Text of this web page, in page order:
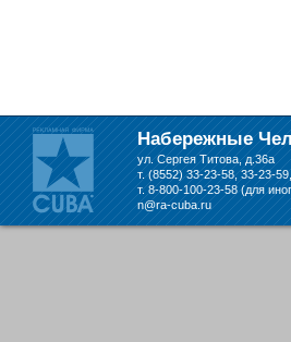
Набережных Челнах
Набережные
ул. Сергея Титова, д.36а
т. (8552) 33-23-58, 33-23-
т. 8-800-100-23-58 (для
n@ra-cuba.ru